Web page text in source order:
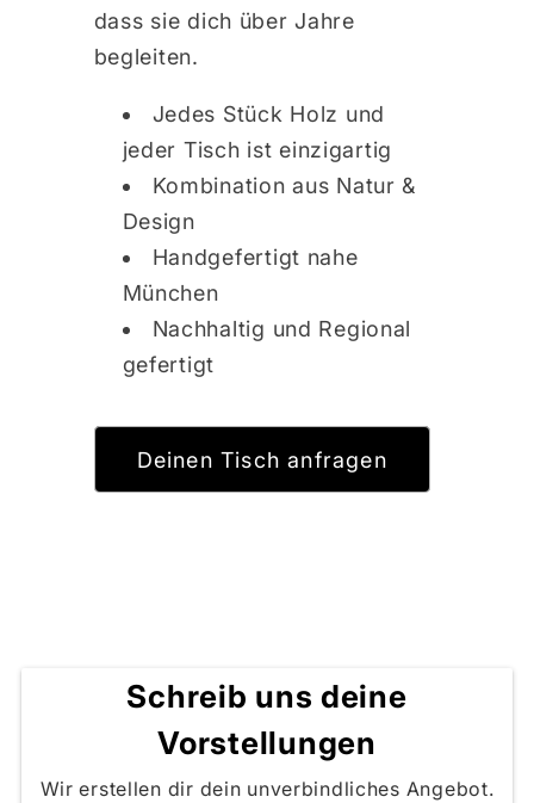
dass sie dich über Jahre
begleiten.
Jedes Stück Holz und
jeder Tisch ist einzigartig
Kombination aus Natur &
Design
Handgefertigt nahe
München
Nachhaltig und Regional
gefertigt
Deinen Tisch anfragen
Schreib uns deine
Vorstellungen
Wir erstellen dir dein unverbindliches Angebot.